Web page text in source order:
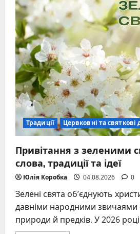
Традиції Цервковні та святкові
Привітання з зеленими
слова, традиції та ідеї
Юлія Коробка 04.08.2026 0
Зелені свята об’єднують
давніми народними
природи й предків. У 2026